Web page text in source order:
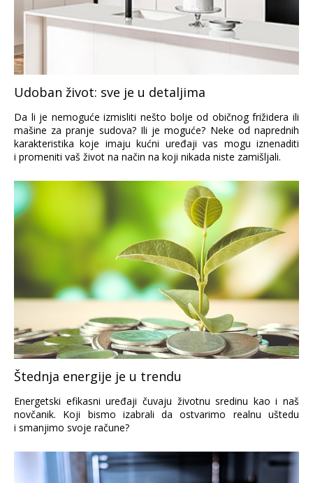
Udoban život: sve je u detaljima
Da li je nemoguće izmisliti nešto bolje od običnog frižidera ili
mašine za pranje sudova? Ili je moguće? Neke od naprednih
karakteristika koje imaju kućni uređaji vas mogu iznenaditi
i promeniti vaš život na način na koji nikada niste zamišljali.
Štednja energije je u trendu
Energetski efikasni uređaji čuvaju životnu sredinu kao i naš
novčanik. Koji bismo izabrali da ostvarimo realnu uštedu
i smanjimo svoje račune?